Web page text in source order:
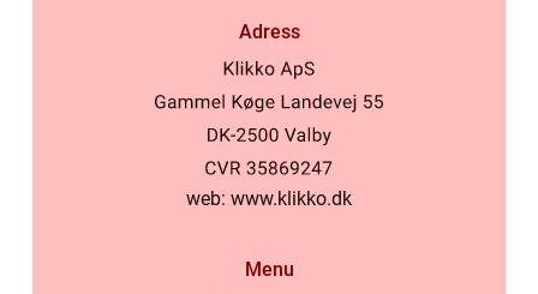
Adress
web: www.klikko.dk
Menu